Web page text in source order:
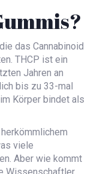
das Cannabinoid
THCP ist ein
Jahren an
bis zu 33-mal
Körper bindet als
viele
Aber wie kommt